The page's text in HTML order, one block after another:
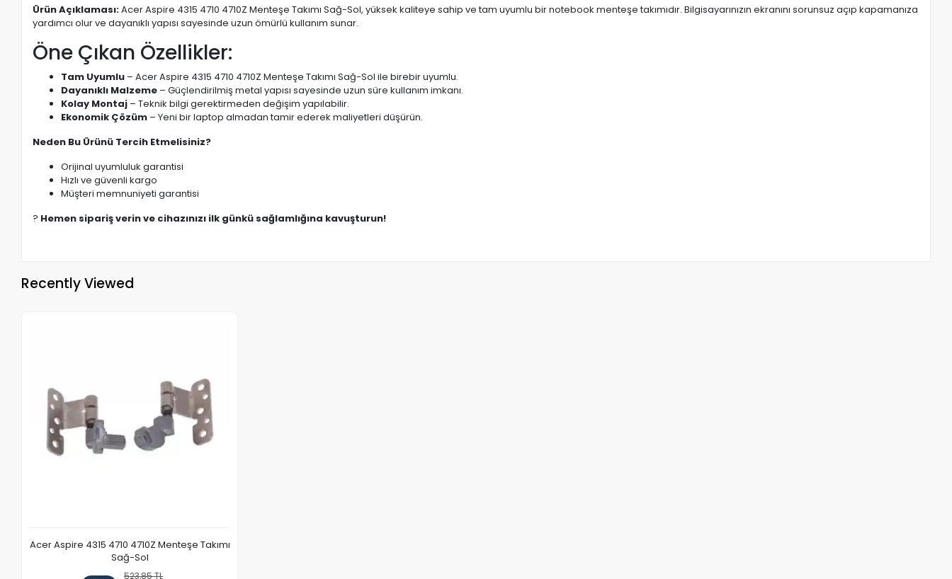
Ürün Açıklaması:Acer Aspire 4315 4710 4710Z Menteşe Takımı Sağ-Sol, yüksek kaliteye sahip ve tam uyumlu bir notebook menteşe takımıdır. Bilgisayarınızın ekranını sorunsuz açıp kapamanıza
yardımcı olur ve dayanıklı yapısı sayesinde uzun ömürlü kullanım sunar.
Öne Çıkan Özellikler:
Tam Uyumlu – Acer Aspire 4315 4710 4710Z Menteşe Takımı Sağ-Sol ile birebir uyumlu.
Dayanıklı Malzeme – Güçlendirilmiş metal yapısı sayesinde uzun süre kullanım imkanı.
Kolay Montaj – Teknik bilgi gerektirmeden değişim yapılabilir.
Ekonomik Çözüm – Yeni bir laptop almadan tamir ederek maliyetleri düşürün.
Neden Bu Ürünü Tercih Etmelisiniz?
Orijinal uyumluluk garantisi
Hızlı ve güvenli kargo
Müşteri memnuniyeti garantisi
? Hemen sipariş verin ve cihazınızı ilk günkü sağlamlığına kavuşturun!
Recently Viewed
Acer Aspire 4315 4710 4710Z Menteşe Takımı
Sağ-Sol
523,85 TL